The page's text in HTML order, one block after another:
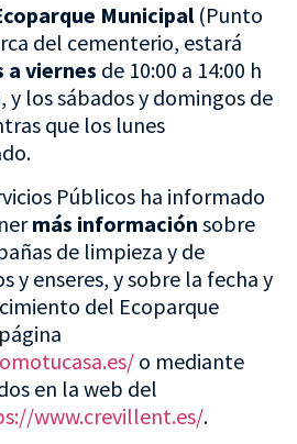
Municipal(Punto
del cementerio, estará
viernes de 10:00 a 14:00 h
y los sábados y domingos de
que los lunes
Públicos ha informado
más información sobre
de limpieza y de
y enseres, y sobre la fecha y
del Ecoparque
o mediante
en la web del
www.crevillent.es/.